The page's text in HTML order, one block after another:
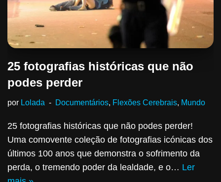
25 fotografias históricas que não
podes perder
por Lolada Documentários, Flexões Cerebrais, Mundo
25 fotografias históricas que não podes perder!
Uma comovente coleção de fotografias icónicas dos
últimos 100 anos que demonstra o sofrimento da
perda, o tremendo poder da lealdade, e o… Ler